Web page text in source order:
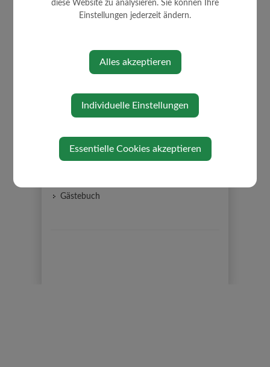
Ärztenotdienst
Bildergalerie
Gemeindezeitung
Gästebuch
diese Website zu analysieren. Sie können Ihre
Einstellungen jederzeit ändern.
Alles akzeptieren
Individuelle Einstellungen
Essentielle Cookies akzeptieren